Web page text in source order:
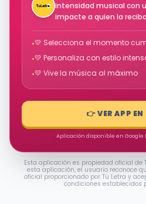
intensidad musical con
impacte a quien la
•💛 Selecciona el momento
•💛 Personaliza con estilo
•💛 Vive la música al máximo
👉 VER APP
Aplicación disponible en Google
Esta aplicación es propiedad oficial de
esta aplicación, el usuario reconoce
oficial proporcionado por Tu Letra y
condiciones establecidos